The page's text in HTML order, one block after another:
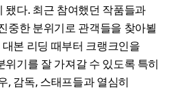
됐다. 최근 참여했던 작품들과
중한 분위기로 관객들을 찾아뵐
본 리딩 때부터 크랭크인을
위기를 잘 가져갈 수 있도록 특히
, 감독, 스태프들과 열심히